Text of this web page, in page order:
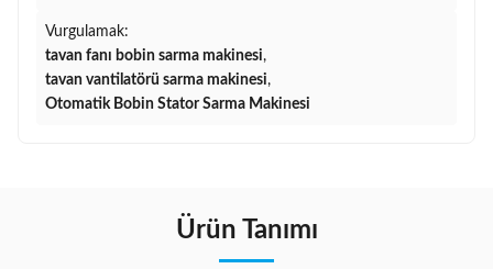
Vurgulamak:
tavan fanı bobin sarma makinesi,
tavan vantilatörü sarma makinesi,
Otomatik Bobin Stator Sarma Makinesi
Ürün Tanımı